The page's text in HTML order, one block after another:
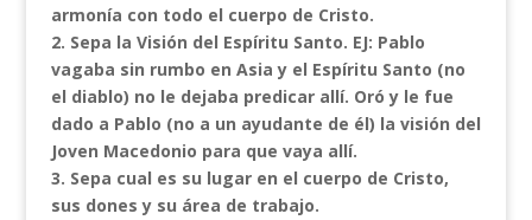
armonía con todo el cuerpo de Cristo.
2. Sepa la Visión del Espíritu Santo. EJ: Pablo
vagaba sin rumbo en Asia y el Espíritu Santo (no
el diablo) no le dejaba predicar allí. Oró y le fue
dado a Pablo (no a un ayudante de él) la visión del
Joven Macedonio para que vaya allí.
3. Sepa cual es su lugar en el cuerpo de Cristo,
sus dones y su área de trabajo.